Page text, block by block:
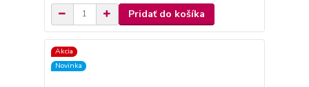
Pridať do košíka
Akcia
Novinka